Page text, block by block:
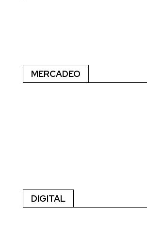
MERCADEO
DIGITAL